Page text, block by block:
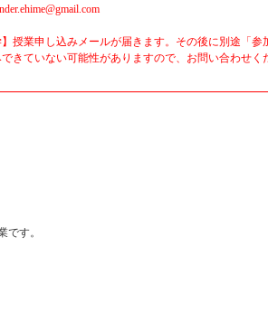
授業申し込みメールが届きます。その後に別途「参
きていない可能性がありますので、お問い合わせく
す。